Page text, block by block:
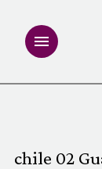
chile 02